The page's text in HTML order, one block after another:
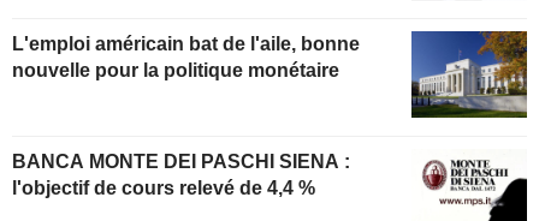
L'emploi américain bat de l'aile, bonne
nouvelle pour la politique monétaire
BANCA MONTE DEI PASCHI SIENA :
l'objectif de cours relevé de 4,4 %